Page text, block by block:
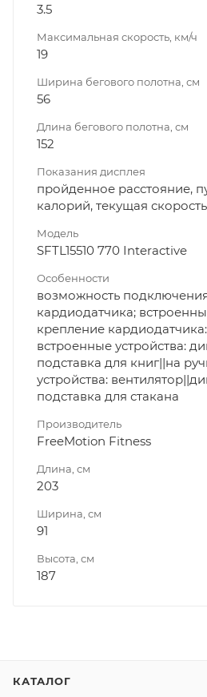
3.5
Максимальная скорость, км/ч
19
Ширина бегового полотна, см
56
Длина бегового полотна, см
152
Показания дисплея
пройденное расстояние,
калорий, текущая
Модель
SFTL15510 770 Interactive
Особенности
возможность
кардиодатчика;
крепление
встроенные устройства:
подставка для книг||на
устройства:
подставка для стакана
Производитель
FreeMotion Fitness
Длина, см
203
Ширина, см
91
Высота, см
187
КАТАЛОГ